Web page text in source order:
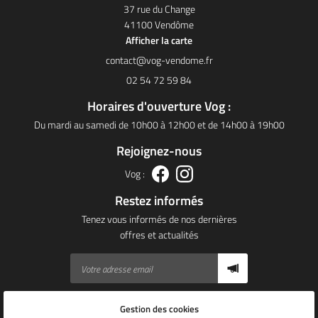
37 rue du Change
41100 Vendôme
Afficher la carte
02 54 72 59 84
Horaires d'ouverture Vog :
Du mardi au samedi de 10h00 à 12h00 et de 14h00 à 19h00
Rejoignez-nous
Vog :
Restez informés
Tenez vous informés de nos dernières
offres et actualités
Mentions Légales
Gestion des cookies